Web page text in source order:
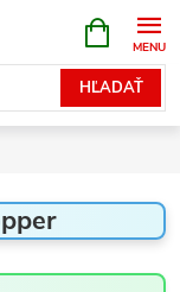
HĽADAŤ
KOŠÍK